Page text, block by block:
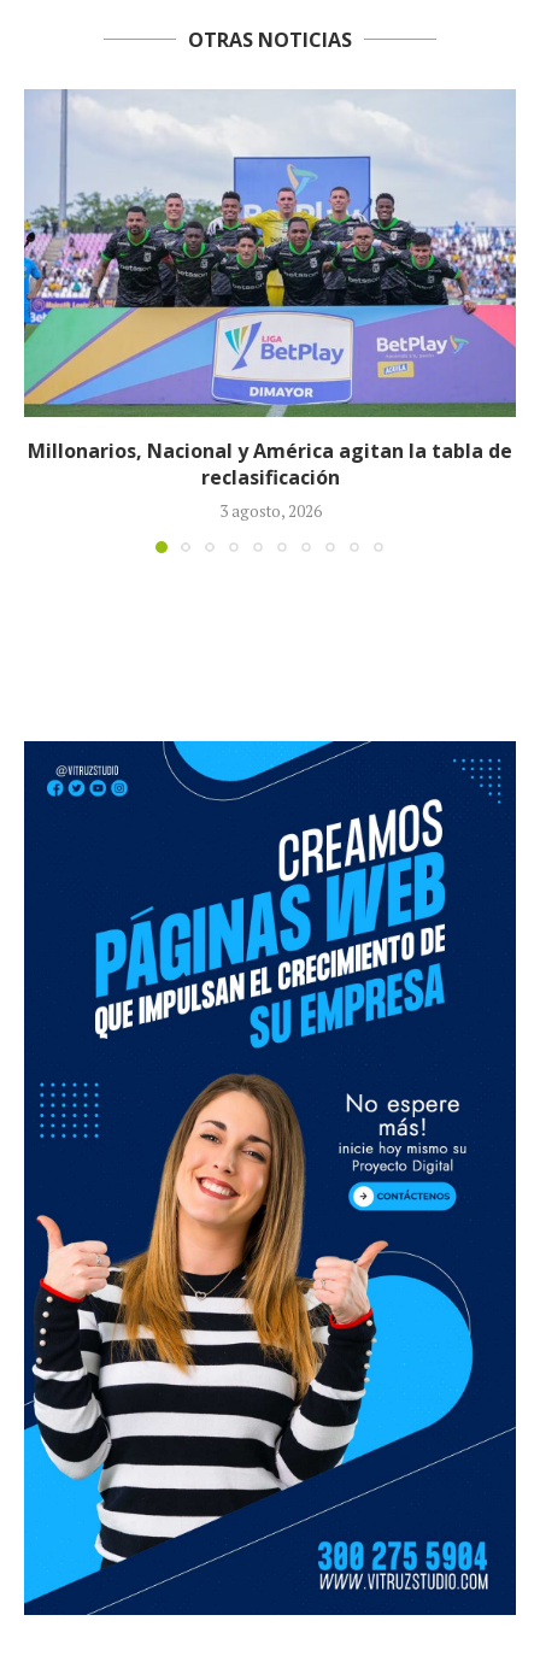
OTRAS NOTICIAS
Néstor Lorenzo seguirá al frente de la Selección
Colombia tras ser ratificado...
23 julio, 2026